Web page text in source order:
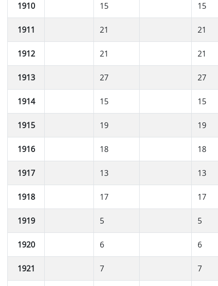
1910 15 15
1911 21 21
1912 21 21
1913 27 27
1914 15 15
1915 19 19
1916 18 18
1917 13 13
1918 17 17
1919 5 5
1920 6 6
1921 7 7